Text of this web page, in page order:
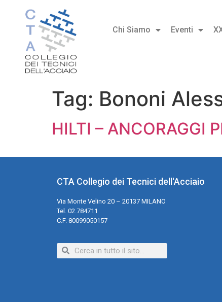
Chi Siamo Eventi
Tag: Bononi
HILTI – ANCORAGGI
CTA Collegio dei Tecnici dell'Acciaio
Via Monte Velino 20 – 20137 MILANO
Tel. 02.784711
C.F. 80099050157